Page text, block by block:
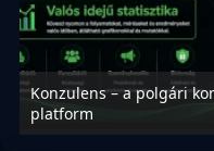
Konzulens – a polgári
platform